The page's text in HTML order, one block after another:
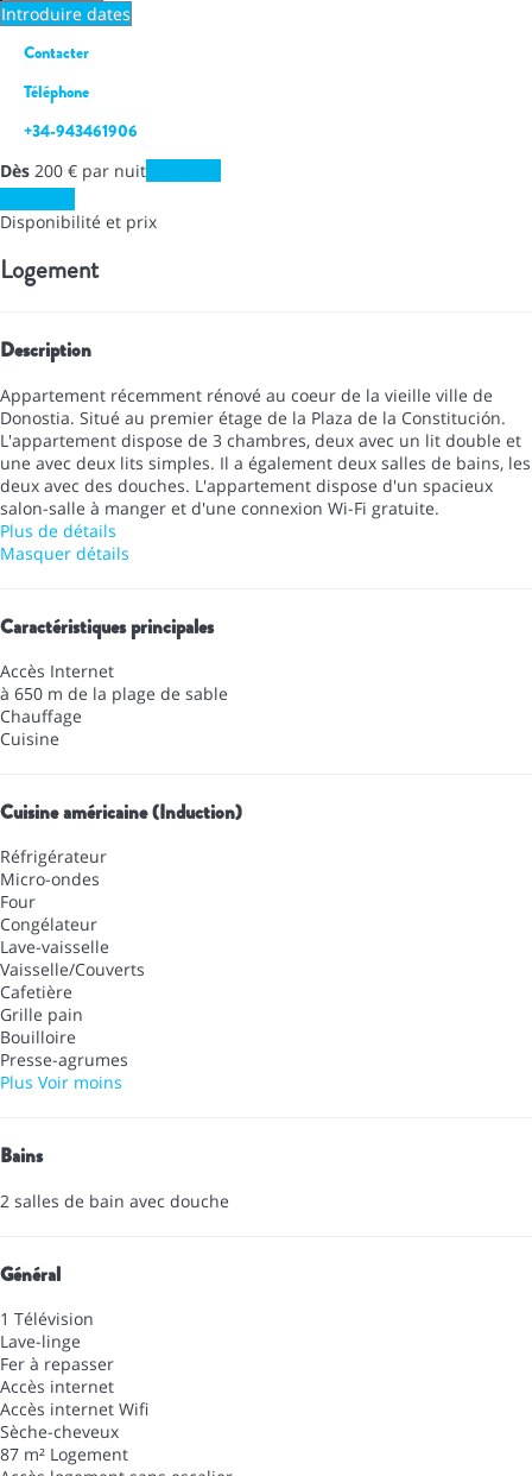
Introduire dates
Contacter
Téléphone
+34-943461906
Dès 200 € par nuit
Disponibilité et prix
Logement
Description
Appartement récemment rénové au coeur de la vieille ville de
Donostia. Situé au premier étage de la Plaza de la Constitución.
L'appartement dispose de 3 chambres, deux avec un lit double et
une avec deux lits simples. Il a également deux salles de bains, les
deux avec des douches. L'appartement dispose d'un spacieux
salon-salle à manger et d'une connexion Wi-Fi gratuite.
Plus de détails
Masquer détails
Caractéristiques principales
Accès Internet
à 650 m de la plage de sable
Chauffage
Cuisine
Cuisine américaine (Induction)
Réfrigérateur
Micro-ondes
Four
Congélateur
Lave-vaisselle
Vaisselle/Couverts
Cafetière
Grille pain
Bouilloire
Presse-agrumes
Plus Voir moins
Bains
2 salles de bain avec douche
Général
1 Télévision
Lave-linge
Fer à repasser
Accès internet
Accès internet Wifi
Sèche-cheveux
87 m² Logement